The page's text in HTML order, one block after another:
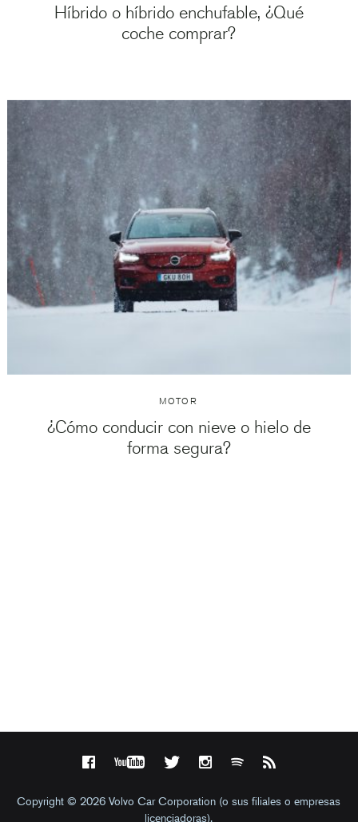
Híbrido o híbrido enchufable, ¿Qué
coche comprar?
MOTOR
¿Cómo conducir con nieve o hielo de
forma segura?
Copyright © 2026 Volvo Car Corporation (o sus filiales o empresas
licenciadoras).